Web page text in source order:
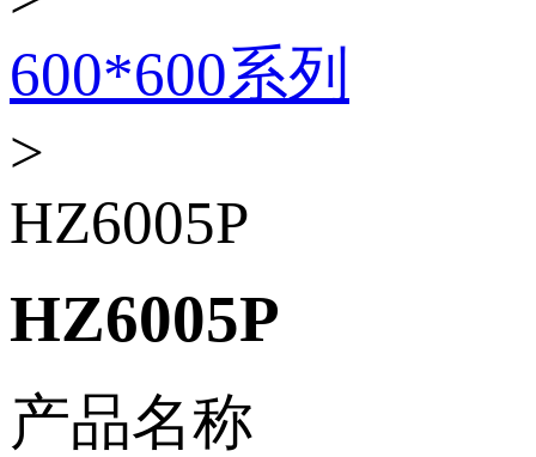
600*600系列
>
HZ6005P
HZ6005P
产品名称